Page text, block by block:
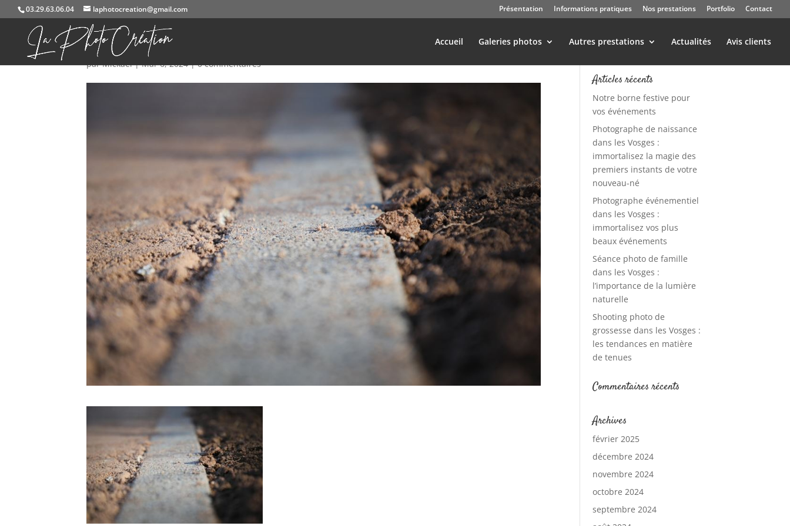
03.29.63.06.04 laphotocreation@gmail.com Présentation Informations pratiques Nos prestations Portfolio Contact
Accueil Galeries photos Autres prestations Actualités Avis clients
584A0032
parMickael|Mar 6, 2024|0 commentaires
Articles récents
Notre borne festive pour
vos événements
Photographe de naissance
dans les Vosges :
immortalisez la magie des
premiers instants de votre
nouveau-né
Photographe événementiel
dans les Vosges :
immortalisez vos plus
beaux événements
Séance photo de famille
dans les Vosges :
l’importance de la lumière
naturelle
Shooting photo de
grossesse dans les Vosges :
les tendances en matière
de tenues
Commentaires récents
Archives
février 2025
décembre 2024
novembre 2024
octobre 2024
septembre 2024